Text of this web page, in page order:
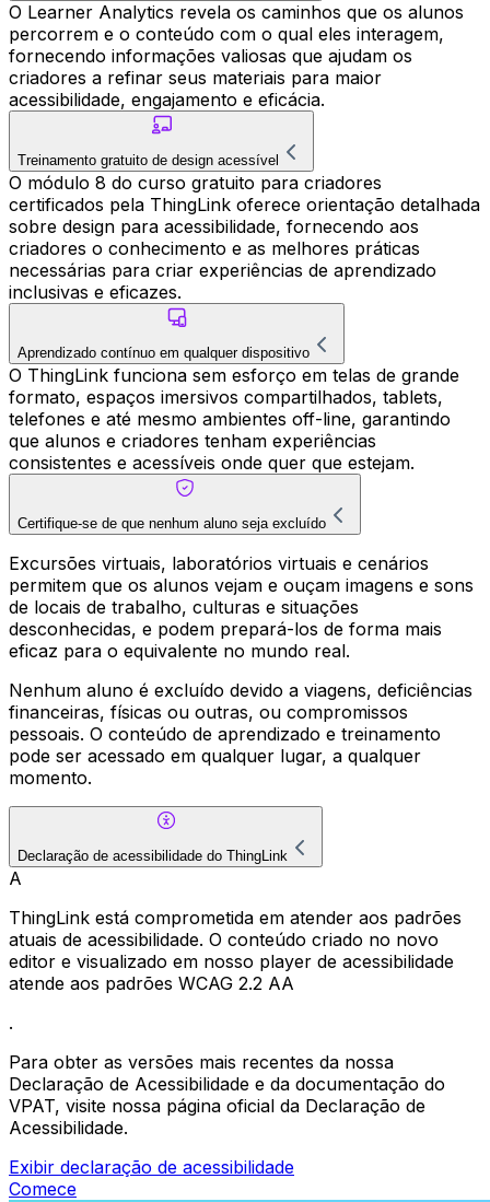
O Learner Analytics revela os caminhos que os alunos
percorrem e o conteúdo com o qual eles interagem,
fornecendo informações valiosas que ajudam os
criadores a refinar seus materiais para maior
acessibilidade, engajamento e eficácia.
Treinamento gratuito de design acessível
O módulo 8 do curso gratuito para criadores
certificados pela ThingLink oferece orientação detalhada
sobre design para acessibilidade, fornecendo aos
criadores o conhecimento e as melhores práticas
necessárias para criar experiências de aprendizado
inclusivas e eficazes.
Aprendizado contínuo em qualquer dispositivo
O ThingLink funciona sem esforço em telas de grande
formato, espaços imersivos compartilhados, tablets,
telefones e até mesmo ambientes off-line, garantindo
que alunos e criadores tenham experiências
consistentes e acessíveis onde quer que estejam.
Certifique-se de que nenhum aluno seja excluído
Excursões virtuais, laboratórios virtuais e cenários
permitem que os alunos vejam e ouçam imagens e sons
de locais de trabalho, culturas e situações
desconhecidas, e podem prepará-los de forma mais
eficaz para o equivalente no mundo real.
Nenhum aluno é excluído devido a viagens, deficiências
financeiras, físicas ou outras, ou compromissos
pessoais. O conteúdo de aprendizado e treinamento
pode ser acessado em qualquer lugar, a qualquer
momento.
Declaração de acessibilidade do ThingLink
A
ThingLink está comprometida em atender aos padrões
atuais de acessibilidade. O conteúdo criado no novo
editor e visualizado em nosso player de acessibilidade
atende aos padrões WCAG 2.2 AA
.
Para obter as versões mais recentes da nossa
Declaração de Acessibilidade e da documentação do
VPAT, visite nossa página oficial da Declaração de
Acessibilidade.
Exibir declaração de acessibilidade
Comece